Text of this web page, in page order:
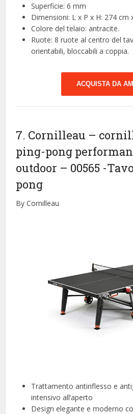
Superficie: 6 mm
Dimensioni: L x P x H: 274 cm
Colore del telaio: antracite.
Ruote: 8 ruote al centro del
orientabili, bloccabili a coppia.
ACQUISTA DA
7. Cornilleau –
ping-pong
outdoor – 00565 -
pong
By Cornilleau
Trattamento antiriflesso e
intensivo all’aperto
Design elegante e moderno